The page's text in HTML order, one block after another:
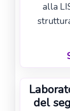
alla
del